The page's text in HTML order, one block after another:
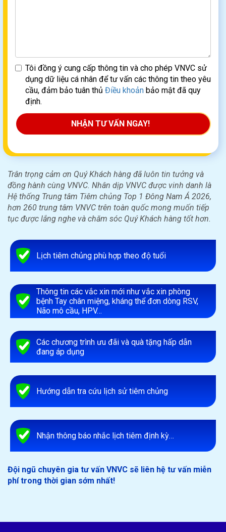
Tôi đồng ý cung cấp thông tin và cho phép VNVC sử
dụng dữ liệu cá nhân để tư vấn các thông tin theo yêu
cầu, đảm bảo tuân thủ Điều khoản bảo mật đã quy
định.
NHẬN TƯ VẤN NGAY!
Trân trọng cảm ơn Quý Khách hàng đã luôn tin tưởng và
đồng hành cùng VNVC. Nhân dịp VNVC được vinh danh là
Hệ thống Trung tâm Tiêm chủng Top 1 Đông Nam Á 2026,
hơn 260 trung tâm VNVC trên toàn quốc mong muốn tiếp
tục được lắng nghe và chăm sóc Quý Khách hàng tốt hơn.
Lịch tiêm chủng phù hợp theo độ tuổi
Thông tin các vắc xin mới như vắc xin phòng
bệnh Tay chân miệng, kháng thể đơn dòng RSV,
Não mô cầu, HPV…
Các chương trình ưu đãi và quà tặng hấp dẫn
đang áp dụng
Hướng dẫn tra cứu lịch sử tiêm chủng
Nhận thông báo nhắc lịch tiêm định kỳ…
Đội ngũ chuyên gia tư vấn VNVC sẽ liên hệ tư vấn miễn
phí trong thời gian sớm nhất!